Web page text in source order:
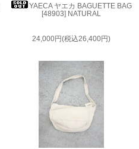
YAECA ヤエカ BAGUETTE BAG
[48903] NATURAL
24,000円(税込26,400円)